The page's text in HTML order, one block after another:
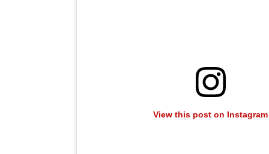
View this post on Instagram